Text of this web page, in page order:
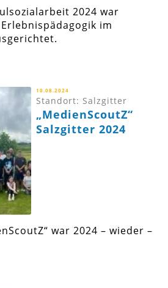
2024 war
im
10.08.2024
Standort: Salzgitter
„MedienScoutZ“
Salzgitter 2024
war 2024 – wieder –